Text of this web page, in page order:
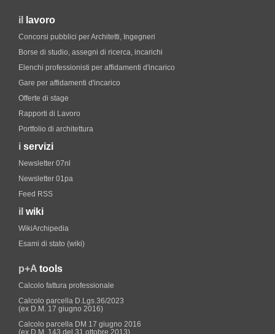
il lavoro
Concorsi pubblici per Architetti, Ingegneri
Borse di studio, assegni di ricerca, incarichi
Elenchi professionisti per affidamenti d'incarico
Gare per affidamenti d'incarico
Offerte di stage
Rapporti di Lavoro
Portfolio di architettura
i servizi
Newsletter 07nl
Newsletter 01pa
Feed RSS
il wiki
WikiArchipedia
Esami di stato (wiki)
p+A tools
Calcolo fattura professionale
Calcolo parcella D.Lgs.36/2023
(ex D.M. 17 giugno 2016)
Calcolo parcella DM 17 giugno 2016
(ex D.M. 143 del 31 ottobre 2013)